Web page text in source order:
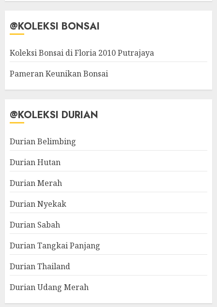
@KOLEKSI BONSAI
Koleksi Bonsai di Floria 2010 Putrajaya
Pameran Keunikan Bonsai
@KOLEKSI DURIAN
Durian Belimbing
Durian Hutan
Durian Merah
Durian Nyekak
Durian Sabah
Durian Tangkai Panjang
Durian Thailand
Durian Udang Merah